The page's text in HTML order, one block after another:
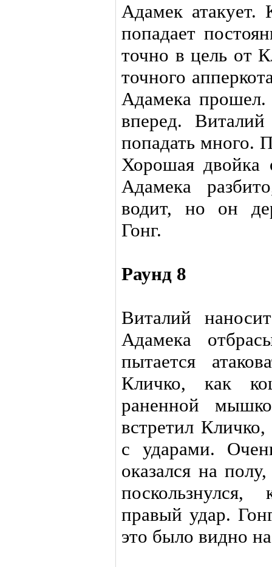
Адамек атакует.
попадает
точно в цель от
точного
Адамека
вперед.
попадать много.
Хорошая
Адамека
водит, но он
Гонг.
Раунд 8
Виталий
Адамека
пытается
Кличко, как
раненной
встретил
с ударами.
оказался на
правый удар.
это было видно